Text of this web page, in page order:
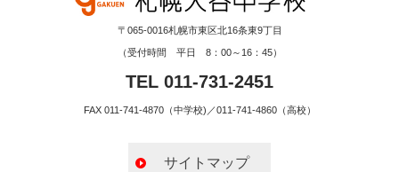
〒065-0016札幌市東区北16条東9丁目
（受付時間 平日 8：00～16：45）
TEL 011-731-2451
FAX 011-741-4870（中学校)／011-741-4860（高校）
サイトマップ